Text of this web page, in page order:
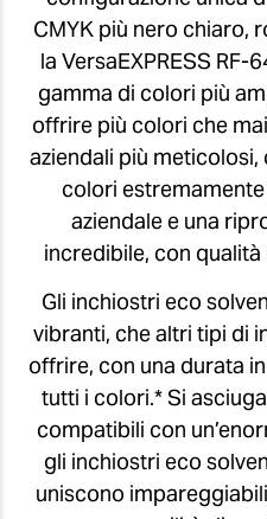
CMYK più nero chiaro,
la VersaEXPRESS
gamma di colori più
offrire più colori che
aziendali più
colori
aziendale e una
incredibile, con qualità
Gli inchiostri eco
vibranti, che altri tipi di
offrire, con una durata
tutti i colori.* Si
compatibili con
gli inchiostri eco
uniscono